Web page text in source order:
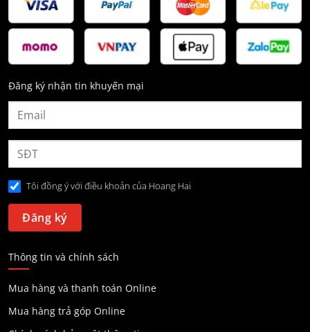
Đăng ký nhận tin khuyến mại
Tôi đồng ý với điều khoản của Hoang Hai
Thông tin và chính sách
Mua hàng và thanh toán Online
Mua hàng trả góp Online